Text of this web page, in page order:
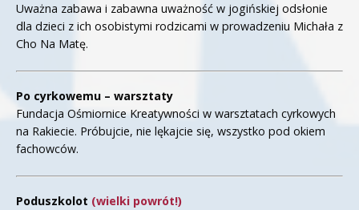
Uważna zabawa i zabawna uważność w jogińskiej odsłonie
dla dzieci z ich osobistymi rodzicami w prowadzeniu Michała z
Cho Na Matę.
Po cyrkowemu – warsztaty
Fundacja Ośmiornice Kreatywności w warsztatach cyrkowych
na Rakiecie. Próbujcie, nie lękajcie się, wszystko pod okiem
fachowców.
Poduszkolot (wielki powrót!)